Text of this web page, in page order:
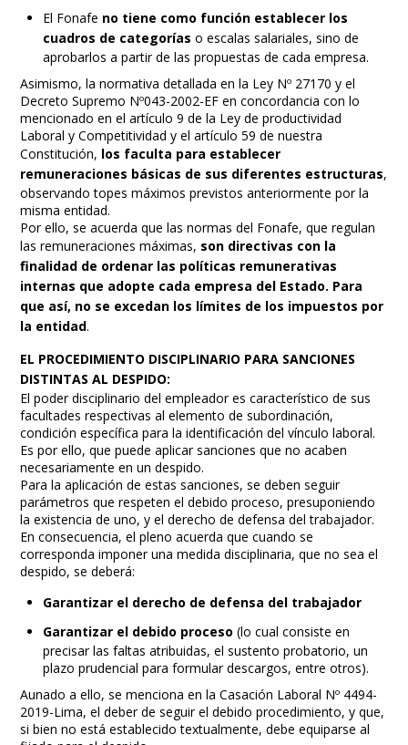
El Fonafe no tiene como función establecer los
cuadros de categorías o escalas salariales, sino de
aprobarlos a partir de las propuestas de cada empresa.
Asimismo, la normativa detallada en la Ley Nº 27170 y el
Decreto Supremo Nº043-2002-EF en concordancia con lo
mencionado en el artículo 9 de la Ley de productividad
Laboral y Competitividad y el artículo 59 de nuestra
Constitución, los faculta para establecer
remuneraciones básicas de sus diferentes estructuras,
observando topes máximos previstos anteriormente por la
misma entidad.
Por ello, se acuerda que las normas del Fonafe, que regulan
las remuneraciones máximas, son directivas con la
finalidad de ordenar las políticas remunerativas
internas que adopte cada empresa del Estado. Para
que así, no se excedan los límites de los impuestos por
la entidad.
EL PROCEDIMIENTO DISCIPLINARIO PARA SANCIONES
DISTINTAS AL DESPIDO:
El poder disciplinario del empleador es característico de sus
facultades respectivas al elemento de subordinación,
condición específica para la identificación del vínculo laboral.
Es por ello, que puede aplicar sanciones que no acaben
necesariamente en un despido.
Para la aplicación de estas sanciones, se deben seguir
parámetros que respeten el debido proceso, presuponiendo
la existencia de uno, y el derecho de defensa del trabajador.
En consecuencia, el pleno acuerda que cuando se
corresponda imponer una medida disciplinaria, que no sea el
despido, se deberá:
Garantizar el derecho de defensa del trabajador
Garantizar el debido proceso (lo cual consiste en
precisar las faltas atribuidas, el sustento probatorio, un
plazo prudencial para formular descargos, entre otros).
Aunado a ello, se menciona en la Casación Laboral Nº 4494-
2019-Lima, el deber de seguir el debido procedimiento, y que,
si bien no está establecido textualmente, debe equiparse al